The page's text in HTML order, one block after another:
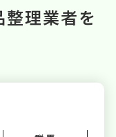
理業者を